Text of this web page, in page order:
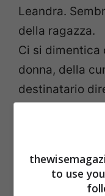
Leandra.
della ragazza.
Ci si dimentica
donna, della
destinatario
del passato
lancia in un
flusso di
to use